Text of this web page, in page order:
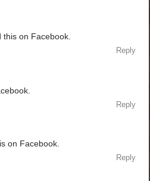
this on Facebook.
Reply
Reply
on Facebook.
Reply